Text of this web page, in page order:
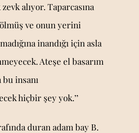
alıyor. Taparcasına
ölmüş ve onun yerini
inandığı için asla
Ateşe el basarım
insanı
hiçbir şey yok.’’
duran adam bay B.